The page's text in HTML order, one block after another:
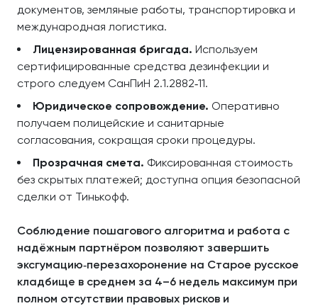
документов, земляные работы, транспортировка и
международная логистика.
Лицензированная бригада. Используем
сертифицированные средства дезинфекции и
строго следуем СанПиН 2.1.2882‑11.
Юридическое сопровождение. Оперативно
получаем полицейские и санитарные
согласования, сокращая сроки процедуры.
Прозрачная смета. Фиксированная стоимость
без скрытых платежей; доступна опция безопасной
сделки от Тинькофф.
Соблюдение пошагового алгоритма и работа с
надёжным партнёром позволяют завершить
эксгумацию‑перезахоронение на Старое русское
кладбище в среднем за 4–6 недель максимум при
полном отсутствии правовых рисков и